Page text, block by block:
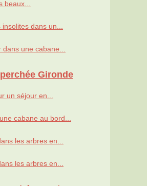
beaux...
insolites dans un...
dans une cabane...
Gironde
un séjour en...
cabane au bord...
les arbres en...
les arbres en...